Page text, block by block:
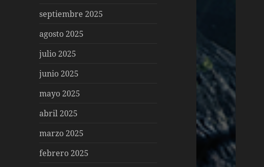
septiembre 2025
agosto 2025
julio 2025
junio 2025
mayo 2025
abril 2025
marzo 2025
febrero 2025